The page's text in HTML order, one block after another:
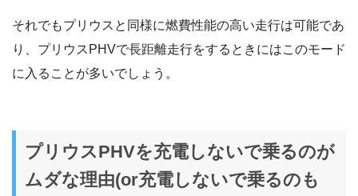
それでもプリウスと同様に燃費性能の高い走行は可能であ
り、プリウスPHVで長距離走行をするときにはこのモード
に入ることが多いでしょう。
プリウスPHVを充電しないで乗るのが
ムダな理由(or充電しないで乗るのも